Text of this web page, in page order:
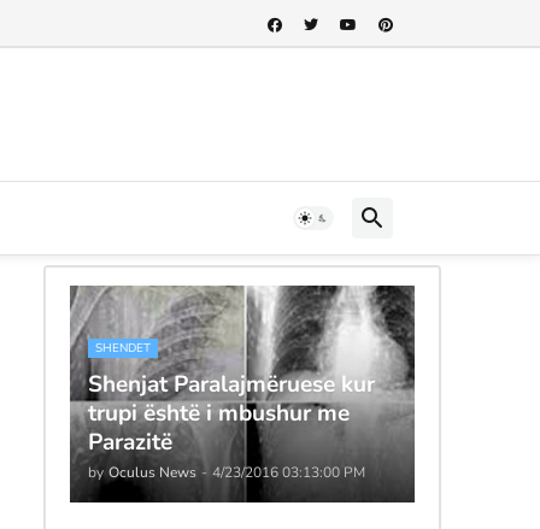
SHENDET
Shenjat Paralajmëruese kur
trupi është i mbushur me
Parazitë
by Oculus News - 4/23/2016 03:13:00 PM